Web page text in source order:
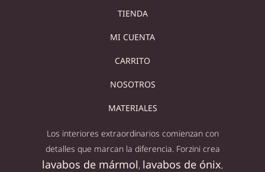
TIENDA
MI CUENTA
CARRITO
NOSOTROS
MATERIALES
Los interiores extraordinarios comienzan con
detalles que marcan la diferencia. Forzini crea
lavabos de mármol, lavabos de ónix,